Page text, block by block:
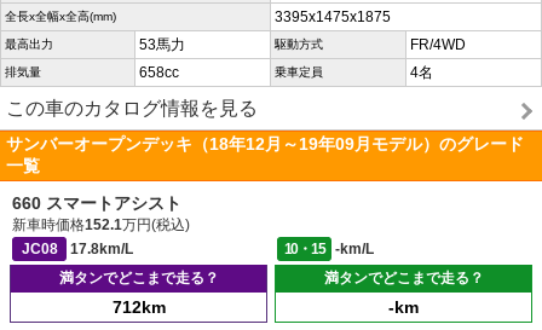
全長x全幅x全高(mm) 3395x1475x1875
最高出力 53馬力 駆動方式 FR/4WD
排気量 658cc 乗車定員 4名
この車のカタログ情報を見る
サンバーオープンデッキ（18年12月～19年09月モデル）のグレード
一覧
660 スマートアシスト
新車時価格152.1万円(税込)
JC08
17.8km/L 10・15
-km/L
満タンでどこまで走る？
712km
満タンでどこまで走る？
-km